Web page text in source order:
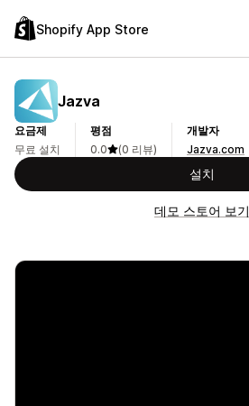
Shopify App Store
Jazva
요금제
무료 설치
평점
0.0
(0 리뷰)
개발자
Jazva.com
설치
데모 스토어 보기